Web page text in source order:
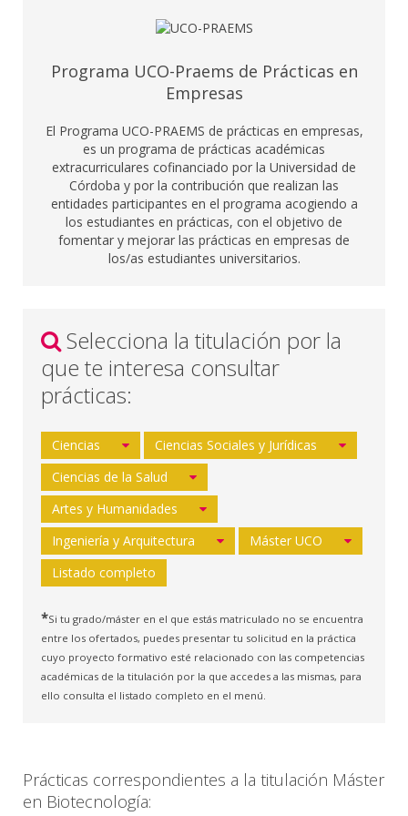
Programa UCO-Praems de Prácticas en
Empresas
El Programa UCO-PRAEMS de prácticas en empresas,
es un programa de prácticas académicas
extracurriculares cofinanciado por la Universidad de
Córdoba y por la contribución que realizan las
entidades participantes en el programa acogiendo a
los estudiantes en prácticas, con el objetivo de
fomentar y mejorar las prácticas en empresas de
los/as estudiantes universitarios.
Selecciona la titulación por la
que te interesa consultar
prácticas:
Ciencias
Ciencias Sociales y Jurídicas
Ciencias de la Salud
Artes y Humanidades
Ingeniería y Arquitectura
Máster UCO
Listado completo
*Si tu grado/máster en el que estás matriculado no se encuentra
entre los ofertados, puedes presentar tu solicitud en la práctica
cuyo proyecto formativo esté relacionado con las competencias
académicas de la titulación por la que accedes a las mismas, para
ello consulta el listado completo en el menú.
Prácticas correspondientes a la titulación Máster
en Biotecnología: